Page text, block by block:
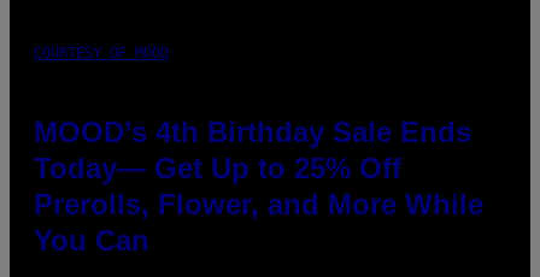
COURTESY OF MOOD
MOOD’s 4th Birthday Sale Ends
Today— Get Up to 25% Off
Prerolls, Flower, and More While
You Can